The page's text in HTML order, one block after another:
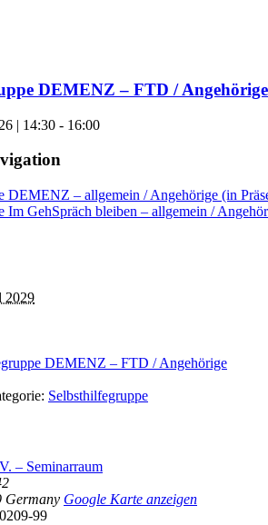
DEMENZ – FTD /
| 14:30 - 16:00
DEMENZ – allgemein / Angehörige (in
Im GehSpräch bleiben – allgemein /
2029
DEMENZ – FTD / Angehörige
Selbsthilfegruppe
– Seminarraum
Germany Google Karte anzeigen
99